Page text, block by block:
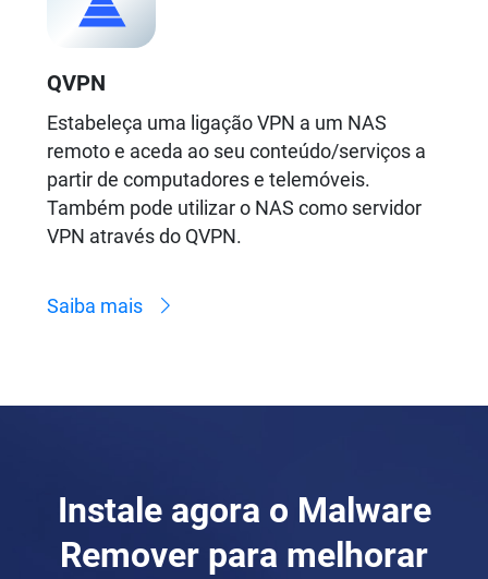
QVPN
Estabeleça uma ligação VPN a um NAS
remoto e aceda ao seu conteúdo/serviços a
partir de computadores e telemóveis.
Também pode utilizar o NAS como servidor
VPN através do QVPN.
Saiba mais
Instale agora o Malware
Remover para melhorar